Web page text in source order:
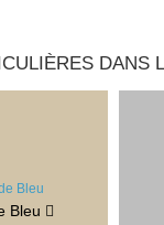
DANS
Bleu